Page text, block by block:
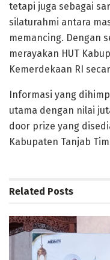
tetapi juga sebagai
silaturahmi antara
memancing. Dengan
merayakan HUT
Kemerdekaan RI
Informasi yang
utama dengan nilai
door prize yang
Kabupaten Tanjab
Related Posts